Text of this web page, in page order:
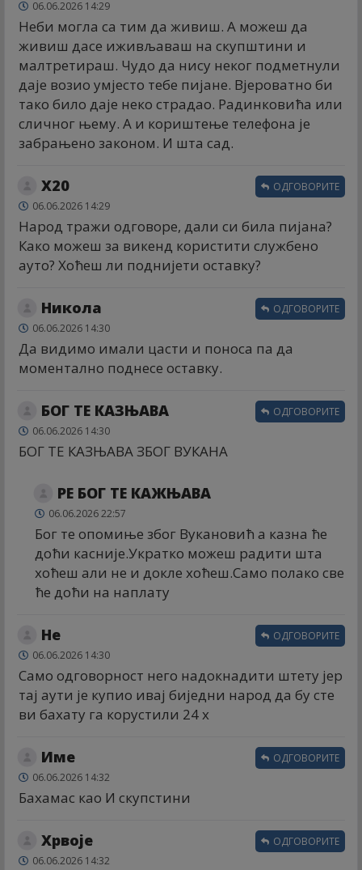
06.06.2026 14:29
Неби могла са тим да живиш. А можеш да
живиш дасе иживљаваш на скупштини и
малтретираш. Чудо да нису неког подметнули
даје возио умјесто тебе пијане. Вјероватно би
тако било даје неко страдао. Радинковића или
сличног њему. А и кориштење телефона је
забрањено законом. И шта сад.
Х20
06.06.2026 14:29
Народ тражи одговоре, дали си била пијана?
Како можеш за викенд користити службено
ауто? Хоћеш ли поднијети оставку?
ОДГОВОРИТЕ
Никола
06.06.2026 14:30
Да видимо имали цасти и поноса па да
моментално поднесе оставку.
ОДГОВОРИТЕ
БОГ ТЕ КАЗЊАВА
06.06.2026 14:30
БОГ ТЕ КАЗЊАВА ЗБОГ ВУКАНА
ОДГОВОРИТЕ
РЕ БОГ ТЕ КАЖЊАВА
06.06.2026 22:57
Бог те опомиње због Вукановић а казна ће
доћи касније.Укратко можеш радити шта
хоћеш али не и докле хоћеш.Само полако све
ће доћи на наплату
Не
06.06.2026 14:30
Само одговорност него надокнадити штету јер
тај аути је купио ивај биједни народ да бу сте
ви бахату га корустили 24 х
ОДГОВОРИТЕ
Име
06.06.2026 14:32
Бахамас као И скупстини
ОДГОВОРИТЕ
Хрвоје
06.06.2026 14:32
ОДГОВОРИТЕ